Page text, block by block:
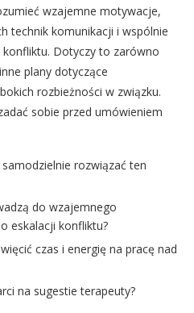
wzajemne motywacje,
technik komunikacji i wspólnie
Dotyczy to zarówno
plany dotyczące
rozbieżności w związku.
sobie przed umówieniem
rozwiązać ten
do wzajemnego
eskalacji konfliktu?
czas i energię na pracę nad
na sugestie terapeuty?